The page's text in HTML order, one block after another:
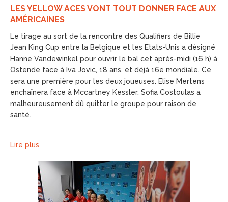
LES YELLOW ACES VONT TOUT DONNER FACE AUX
AMÉRICAINES
Le tirage au sort de la rencontre des Qualifiers de Billie
Jean King Cup entre la Belgique et les Etats-Unis a désigné
Hanne Vandewinkel pour ouvrir le bal cet après-midi (16 h) à
Ostende face à Iva Jovic, 18 ans, et déjà 16e mondiale. Ce
sera une première pour les deux joueuses. Elise Mertens
enchaînera face à Mccartney Kessler. Sofia Costoulas a
malheureusement dû quitter le groupe pour raison de
santé.
Lire plus